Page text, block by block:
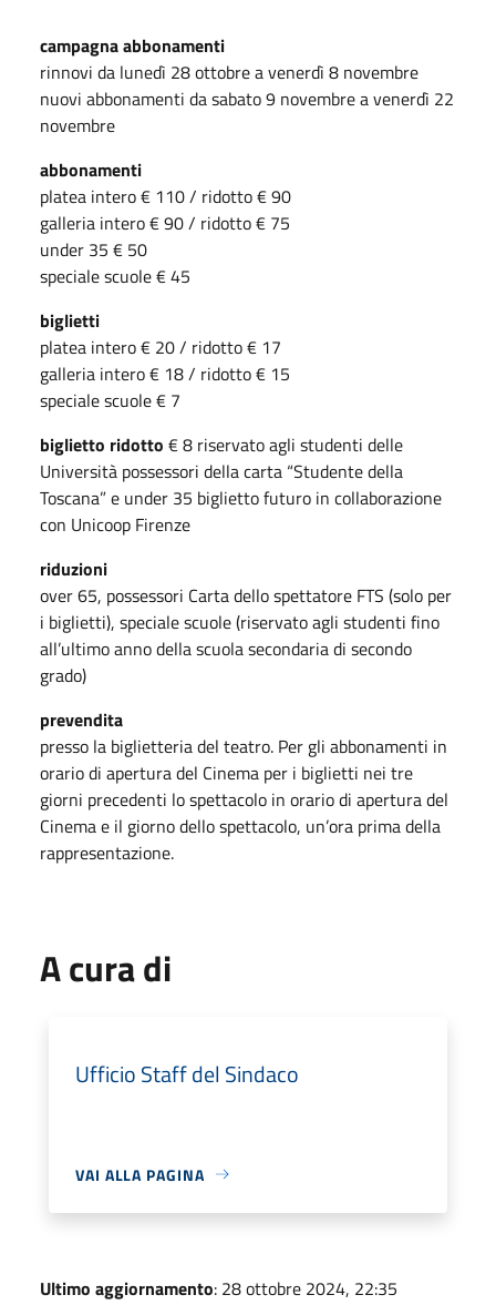
campagna abbonamenti
rinnovi da lunedì 28 ottobre a venerdì 8 novembre
nuovi abbonamenti da sabato 9 novembre a venerdì 22
novembre
abbonamenti
platea intero € 110 / ridotto € 90
galleria intero € 90 / ridotto € 75
under 35 € 50
speciale scuole € 45
biglietti
platea intero € 20 / ridotto € 17
galleria intero € 18 / ridotto € 15
speciale scuole € 7
biglietto ridotto € 8 riservato agli studenti delle
Università possessori della carta “Studente della
Toscana” e under 35 biglietto futuro in collaborazione
con Unicoop Firenze
riduzioni
over 65, possessori Carta dello spettatore FTS (solo per
i biglietti), speciale scuole (riservato agli studenti fino
all’ultimo anno della scuola secondaria di secondo
grado)
prevendita
presso la biglietteria del teatro. Per gli abbonamenti in
orario di apertura del Cinema per i biglietti nei tre
giorni precedenti lo spettacolo in orario di apertura del
Cinema e il giorno dello spettacolo, un’ora prima della
rappresentazione.
A cura di
Ufficio Staff del Sindaco
VAI ALLA PAGINA
Ultimo aggiornamento: 28 ottobre 2024, 22:35